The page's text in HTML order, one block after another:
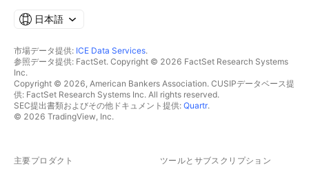
日本語
市場データ提供: ICE Data Services.
参照データ提供: FactSet. Copyright © 2026 FactSet Research Systems
Inc.
Copyright © 2026, American Bankers Association. CUSIPデータベース提
供: FactSet Research Systems Inc. All rights reserved.
SEC提出書類およびその他ドキュメント提供: Quartr.
© 2026 TradingView, Inc.
主要プロダクト ツールとサブスクリプション